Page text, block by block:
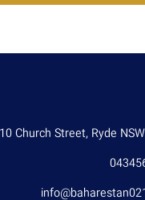
10 Church Street, Ryde